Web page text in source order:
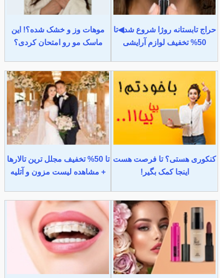
حراج تابستانه روژا شروع شد◀تا
50% تخفیف لوازم آرایشی
موهات وز و خشک شده؟! این
ماسک مو رو امتحان کردی؟
کنکوری هستی؟ تا فرصت هست
اینجا کمک بگیر!
تا 50% تخفیف مجلل ترین تالارها
+ مشاهده لیست مزون و آتلیه